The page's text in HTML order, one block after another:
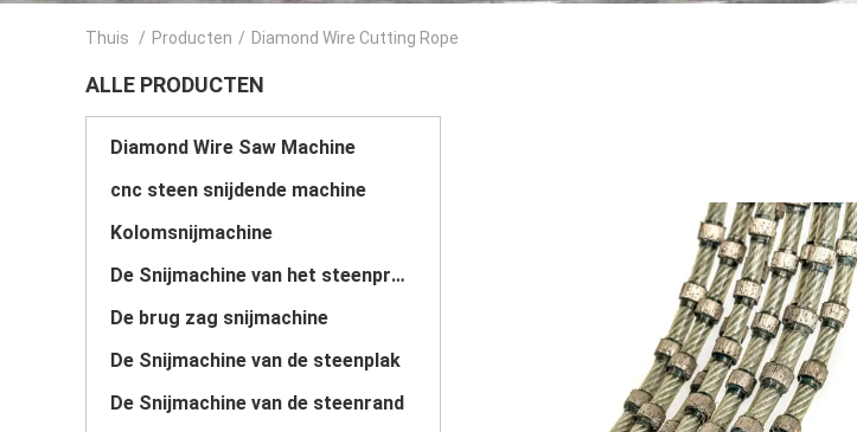
Thuis / Producten / Diamond Wire Cutting Rope
ALLE PRODUCTEN
Diamond Wire Saw Machine
cnc steen snijdende machine
Kolomsnijmachine
De Snijmachine van het steenprofiel
De brug zag snijmachine
De Snijmachine van de steenplak
De Snijmachine van de steenrand